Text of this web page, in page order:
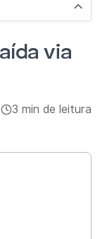
via
3 min de leitura